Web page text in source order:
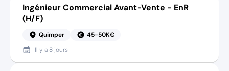
Ingénieur Commercial Avant-Vente - EnR
(H/F)
Quimper
45-50K€
Il y a 8 jours